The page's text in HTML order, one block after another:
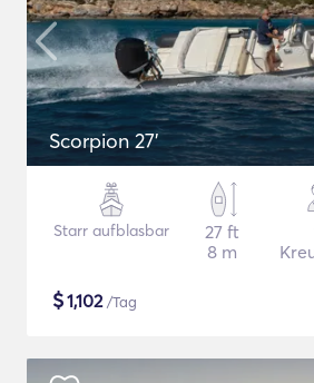
Scorpion 27'
Starr aufblasbar
27 ft
8 m
$1,102/Tag